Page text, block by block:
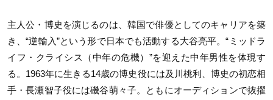
主人公・博史を演じるのは、韓国で俳優としてのキャリアを築
き、“逆輸入”という形で日本でも活動する大谷亮平。“ミッドラ
イフ・クライシス（中年の危機）”を迎えた中年男性を体現す
る。1963年に生きる14歳の博史役には及川桃利、博史の初恋相
手・長瀬智子役には磯谷萌々子。ともにオーディションで抜擢